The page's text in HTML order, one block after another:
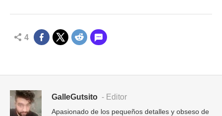
4
GalleGutsito - Editor
Apasionado de los pequeños detalles y obseso de